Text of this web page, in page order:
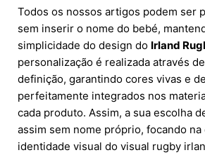
Todos os nossos artigos podem ser
sem inserir o nome do bebé,
simplicidade do design do Irland
personalização é realizada através
definição, garantindo cores vivas e
perfeitamente integrados nos
cada produto. Assim, a sua escolha
assim sem nome próprio, focando na
identidade visual do visual rugby